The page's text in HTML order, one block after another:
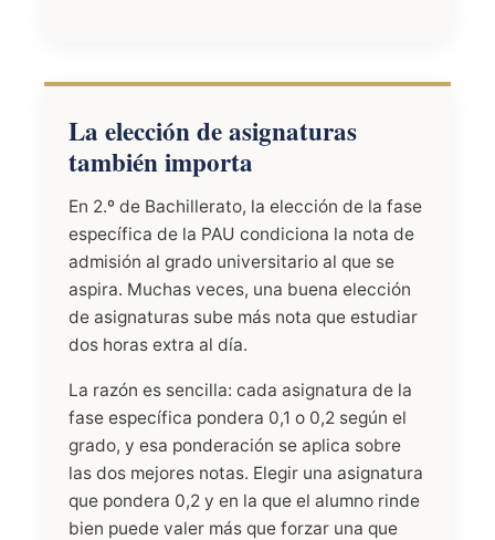
La elección de asignaturas
también importa
En 2.º de Bachillerato, la elección de la fase
específica de la PAU condiciona la nota de
admisión al grado universitario al que se
aspira. Muchas veces, una buena elección
de asignaturas sube más nota que estudiar
dos horas extra al día.
La razón es sencilla: cada asignatura de la
fase específica pondera 0,1 o 0,2 según el
grado, y esa ponderación se aplica sobre
las dos mejores notas. Elegir una asignatura
que pondera 0,2 y en la que el alumno rinde
bien puede valer más que forzar una que